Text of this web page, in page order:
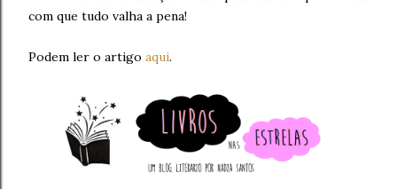
com que tudo valha a pena!
Podem ler o artigo aqui.